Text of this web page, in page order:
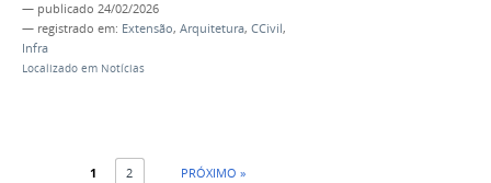
— publicado 24/02/2026
— registrado em: Extensão, Arquitetura, CCivil,
Infra
Localizado em Notícias
1 2 PRÓXIMO »